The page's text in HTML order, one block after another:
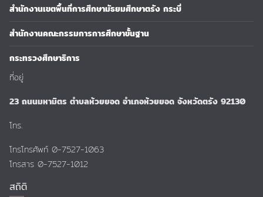
สำนักงานเขตพื้นที่การศึกษามัธยมศึกษาตรัง กระบี่
สำนักงานคณะกรรมการการศึกษาขั้นฐาน
กระทรวงศึกษาธิการ
ที่อยู่
23 ถนนมหามิตร ตำบลห้วยยอด อำเภอห้วยยอด จังหวัดตรัง 92130
โทร.
โทรโทรศัพท์ 0-7527-1063
โทรสาร 0-7527-1012
สถิติ